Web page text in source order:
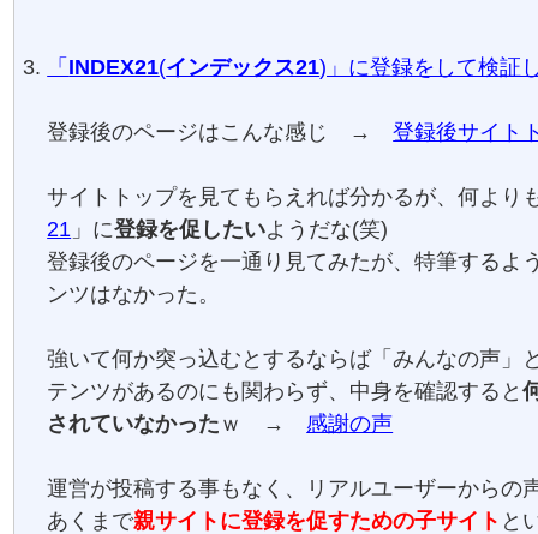
「 INDEX21(インデックス21)」に登録をして検証
登録後のページはこんな感じ →登録後サイト
サイトトップを見てもらえれば分かるが、何より
21 」に登録を促したいようだな(笑)
登録後のページを一通り見てみたが、特筆するよ
ンツはなかった。
強いて何か突っ込むとするならば「みんなの声」
テンツがあるのにも関わらず、中身を確認すると
されていなかった ｗ → 感謝の声
運営が投稿する事もなく、リアルユーザーからの
あくまで親サイトに登録を促すための子サイト と